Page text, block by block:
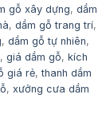
gỗ xây dựng, dầm
, dầm gỗ trang trí,
, dầm gỗ tự nhiên,
, giá dầm gỗ, kích
giá rẻ,thanh dầm
, xưởng cưa dầm